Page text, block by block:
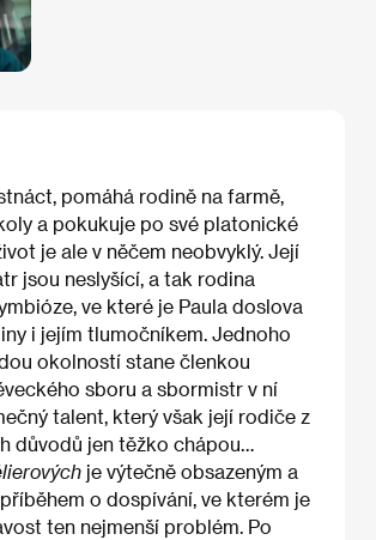
pomáhá rodině na farmě,
a pokukuje po své platonické
je ale v něčem neobvyklý. Její
jsou neslyšící, a tak rodina
ve které je Paula doslova
i jejím tlumočníkem. Jednoho
okolností stane členkou
sboru a sbormistr v ní
talent, který však její rodiče z
důvodů jen těžko chápou…
je výtečně obsazeným a
o dospívání, ve kterém je
ten nejmenší problém. Po